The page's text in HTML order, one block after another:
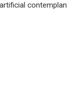
contemplan